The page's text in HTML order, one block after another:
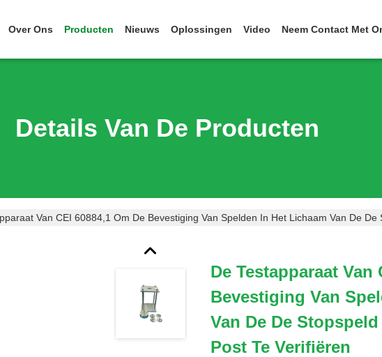
Over Ons Producten Nieuws Oplossingen Video Neem Contact Met
Details Van De Producten
Van CEI 60884,1 Om De Bevestiging Van Spelden In Het Lichaam Van De De
De Testapparaat Van
Bevestiging Van
Van De De
Post Te Verifiëren